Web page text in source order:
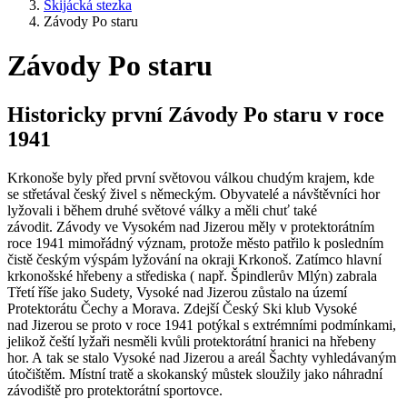
Skijácká stezka
Závody Po staru
Závody Po staru
Historicky první Závody Po staru v roce
1941
Krkonoše byly před první světovou válkou chudým krajem, kde
se střetával český živel s německým. Obyvatelé a návštěvníci hor
lyžovali i během druhé světové války a měli chuť také
závodit. Závody ve Vysokém nad Jizerou měly v protektorátním
roce 1941 mimořádný význam, protože město patřilo k posledním
čistě českým výspám lyžování na okraji Krkonoš. Zatímco hlavní
krkonošské hřebeny a střediska ( např. Špindlerův Mlýn) zabrala
Třetí říše jako Sudety, Vysoké nad Jizerou zůstalo na území
Protektorátu Čechy a Morava. Zdejší Český Ski klub Vysoké
nad Jizerou se proto v roce 1941 potýkal s extrémními podmínkami,
jelikož čeští lyžaři nesměli kvůli protektorátní hranici na hřebeny
hor. A tak se stalo Vysoké nad Jizerou a areál Šachty vyhledávaným
útočištěm. Místní tratě a skokanský můstek sloužily jako náhradní
závodiště pro protektorátní sportovce.